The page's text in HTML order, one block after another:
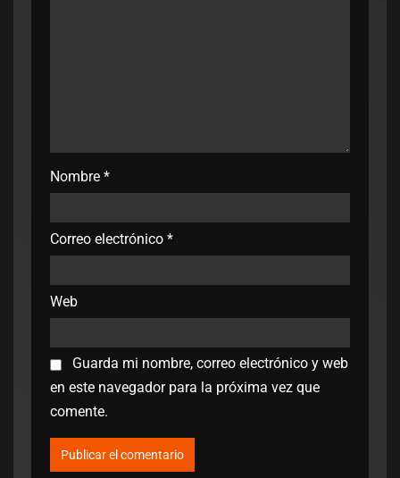
Nombre *
Correo electrónico *
Web
Guarda mi nombre, correo electrónico y web
en este navegador para la próxima vez que
comente.